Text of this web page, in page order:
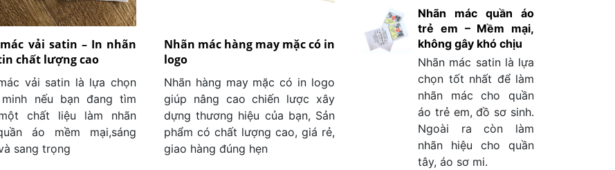
vải satin – In nhãn
chất lượng cao
vải satin là lựa chọn
nếu bạn đang tìm
chất liệu làm nhãn
áo mềm mại,sáng
sang trọng
Nhãn mác hàng may mặc có in
logo
Nhãn hàng may mặc có in logo
giúp nâng cao chiến lược xây
dựng thương hiệu của bạn, Sản
phẩm có chất lượng cao, giá rẻ,
giao hàng đúng hẹn
Nhãn mác quần áo
trẻ em – Mềm mại,
không gây khó chịu
Nhãn mác satin là lựa
chọn tốt nhất để làm
nhãn mác cho quần
áo trẻ em, đồ sơ sinh.
Ngoài ra còn làm
nhãn hiệu cho quần
tây, áo sơ mi.